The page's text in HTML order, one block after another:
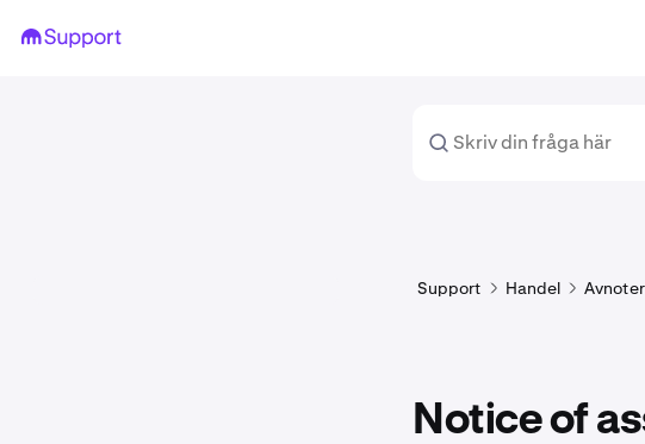
Support Handel
Notice of